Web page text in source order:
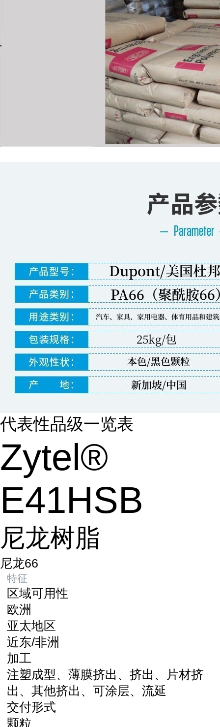
代表性品级一览表
Zytel®
E41HSB
尼龙树脂
尼龙66
特征
区域可用性
欧洲
亚太地区
近东/非洲
加工
注塑成型、薄膜挤出、挤出、片材挤
出、其他挤出、可涂层、流延
交付形式
颗粒